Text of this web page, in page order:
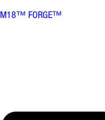
M18™ FORGE™